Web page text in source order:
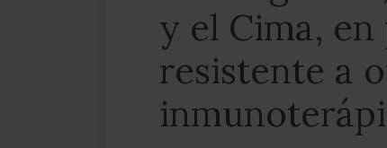
y el Cima,
resistente a